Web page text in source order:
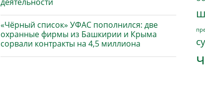
«Чёрный список» УФАС пополнился: две
охранные фирмы из Башкирии и Крыма
сорвали контракты на 4,5 миллиона